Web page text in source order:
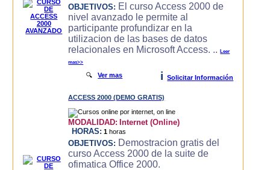
OBJETIVOS: El curso Access 2000 de
nivel avanzado le permite al
participante profundizar en la
utilizacion de las bases de datos
relacionales en Microsoft Access. ..Leer
mas>>
🔍Ver mas i Solicitar Información
ACCESS 2000 (DEMO GRATIS)
MODALIDAD: Internet (Online)
HORAS: 1 horas
OBJETIVOS: Demostracion gratis del
curso Access 2000 de la suite de
ofimatica Office 2000.